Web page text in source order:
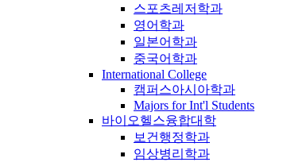
스포츠레저학과
영어학과
일본어학과
중국어학과
International College
캠퍼스아시아학과
Majors for Int'l Students
바이오헬스융합대학
보건행정학과
임상병리학과